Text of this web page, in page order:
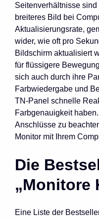
Seitenverhältnisse
breiteres Bild bei
Aktualisierungsrate,
wider, wie oft pro
Bildschirm aktualisiert
für flüssigere
sich auch durch ihre
Farbwiedergabe und
TN-Panel schnelle
Farbgenauigkeit
Anschlüsse zu
Monitor mit Ihrem
Die
„Monitore
Eine Liste der